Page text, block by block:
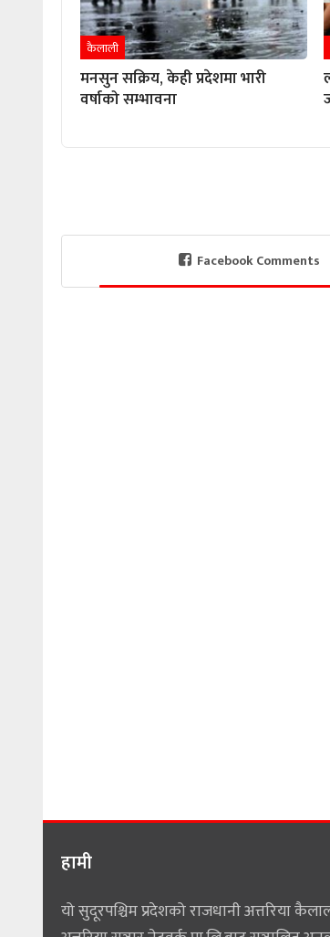
कैलाली
मनसुन सक्रिय, केही प्रदेशमा भारी
वर्षाको सम्भावना
Facebook Comments
हामी
यो सुदूरपश्चिम प्रदेशको राजधानी अत्तरिया